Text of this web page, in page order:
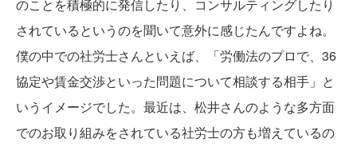
のことを積極的に発信したり、コンサルティングしたり
されているというのを聞いて意外に感じたんですよね。
僕の中での社労士さんといえば、「労働法のプロで、36
協定や賃金交渉といった問題について相談する相手」と
いうイメージでした。最近は、松井さんのような多方面
でのお取り組みをされている社労士の方も増えているの